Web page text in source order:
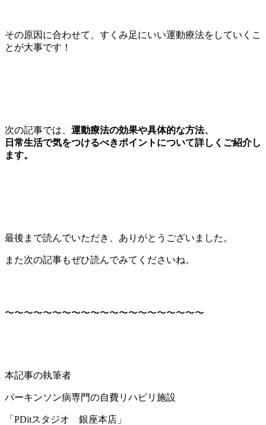
その原因に合わせて、すくみ足にいい運動療法をしていくこ
とが大事です！
次の記事では、 運動療法の効果や具体的な方法、
日常生活で気をつけるべきポイントについて詳しくご紹介し
ます。
最後まで読んでいただき、ありがとうございました。
また次の記事もぜひ読んでみてくださいね。
〜〜〜〜〜〜〜〜〜〜〜〜〜〜〜〜〜〜〜〜〜
本記事の執筆者
パーキンソン病専門の自費リハビリ施設
「PDitスタジオ 銀座本店」